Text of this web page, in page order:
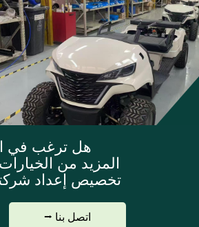
هل ترغب في
المزيد من
تخصيص إعداد
اتصل بنا ⭢